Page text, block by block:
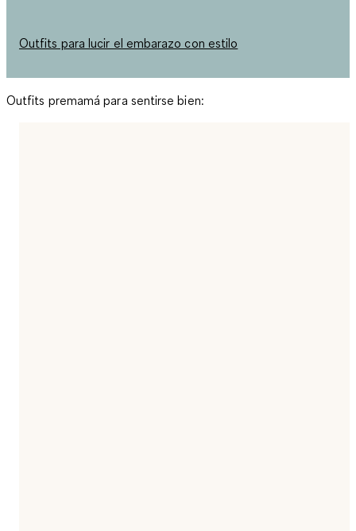
Outfits para lucir el embarazo con estilo
Outfits premamá para sentirse bien: